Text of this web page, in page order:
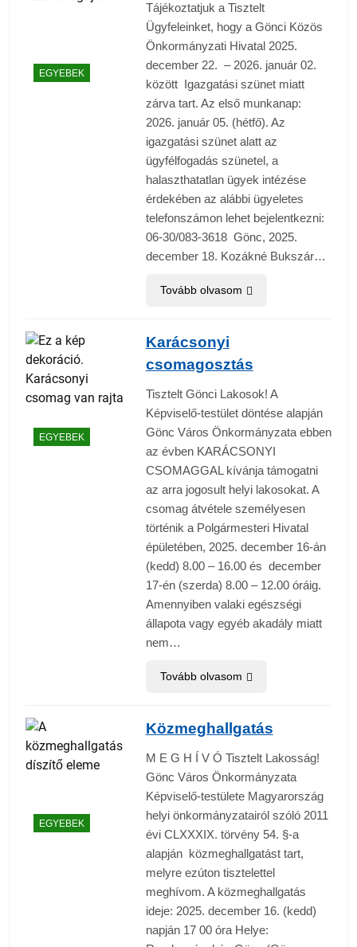
EGYEBEK
Tájékoztatjuk a Tisztelt
Ügyfeleinket, hogy a Gönci Közös
Önkormányzati Hivatal 2025.
december 22. – 2026. január 02.
között Igazgatási szünet miatt
zárva tart. Az első munkanap:
2026. január 05. (hétfő). Az
igazgatási szünet alatt az
ügyfélfogadás szünetel, a
halaszthatatlan ügyek intézése
érdekében az alábbi ügyeletes
telefonszámon lehet bejelentkezni:
06-30/083-3618 Gönc, 2025.
december 18. Kozákné Bukszár…
Tovább olvasom
EGYEBEK
Karácsonyi
csomagosztás
Tisztelt Gönci Lakosok! A
Képviselő-testület döntése alapján
Gönc Város Önkormányzata ebben
az évben KARÁCSONYI
CSOMAGGAL kívánja támogatni
az arra jogosult helyi lakosokat. A
csomag átvétele személyesen
történik a Polgármesteri Hivatal
épületében, 2025. december 16-án
(kedd) 8.00 – 16.00 és december
17-én (szerda) 8.00 – 12.00 óráig.
Amennyiben valaki egészségi
állapota vagy egyéb akadály miatt
nem…
Tovább olvasom
EGYEBEK
Közmeghallgatás
M E G H Í V Ó Tisztelt Lakosság!
Gönc Város Önkormányzata
Képviselő-testülete Magyarország
helyi önkormányzatairól szóló 2011
évi CLXXXIX. törvény 54. §-a
alapján közmeghallgatást tart,
melyre ezúton tisztelettel
meghívom. A közmeghallgatás
ideje: 2025. december 16. (kedd)
napján 17 00 óra Helye: